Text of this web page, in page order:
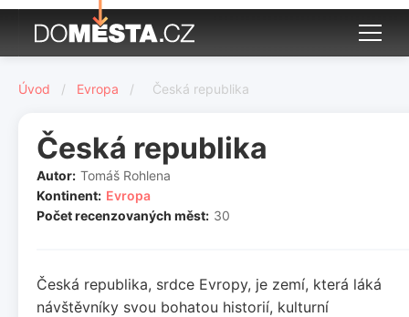
Úvod / Evropa / Česká republika
Česká republika
Autor: Tomáš Rohlena
Kontinent: Evropa
Počet recenzovaných měst: 30
Česká republika, srdce Evropy, je zemí, která láká
návštěvníky svou bohatou historií, kulturní